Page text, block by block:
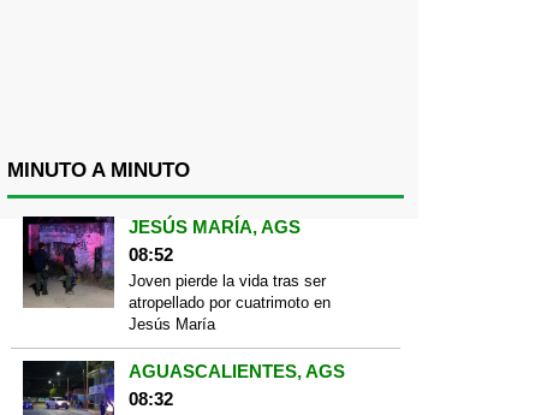
MINUTO A MINUTO
JESÚS MARÍA, AGS
08:52
Joven pierde la vida tras ser
atropellado por cuatrimoto en
Jesús María
AGUASCALIENTES, AGS
08:32